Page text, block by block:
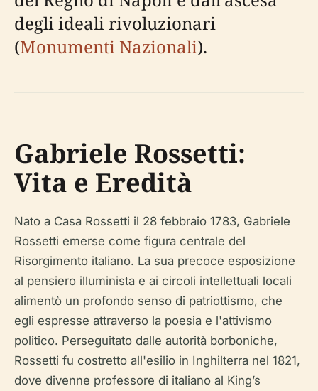
degli ideali rivoluzionari
(Monumenti Nazionali).
Gabriele Rossetti:
Vita e Eredità
Nato a Casa Rossetti il 28 febbraio 1783, Gabriele
Rossetti emerse come figura centrale del
Risorgimento italiano. La sua precoce esposizione
al pensiero illuminista e ai circoli intellettuali locali
alimentò un profondo senso di patriottismo, che
egli espresse attraverso la poesia e l'attivismo
politico. Perseguitato dalle autorità borboniche,
Rossetti fu costretto all'esilio in Inghilterra nel 1821,
dove divenne professore di italiano al King’s